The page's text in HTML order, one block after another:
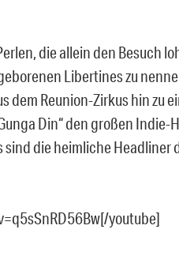
die allein den Besuch
Libertines zu
dem Reunion-Zirkus hin zu
Din“ den großen Indie-
die heimliche Headliner
youtube]